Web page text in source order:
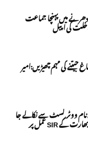
دھرنے میں پہنچا جماعت
کی اپیل
کی مہم چھیڑیں:امیر
ووٹر لسٹ سے نکالے جا
رہے ہیں؟ UN کی رپورٹ میں بھارت کے SIR عمل پر